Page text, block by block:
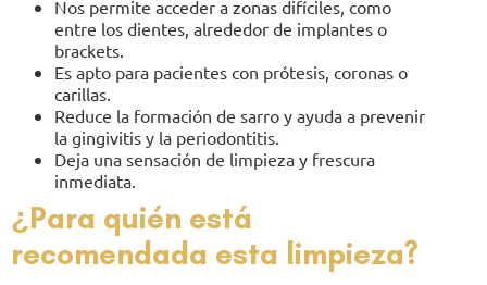
Nos permite acceder a zonas difíciles, como
entre los dientes, alrededor de implantes o
brackets.
Es apto para pacientes con prótesis, coronas o
carillas.
Reduce la formación de sarro y ayuda a prevenir
la gingivitis y la periodontitis.
Deja una sensación de limpieza y frescura
inmediata.
¿Para quién está
recomendada esta limpieza?